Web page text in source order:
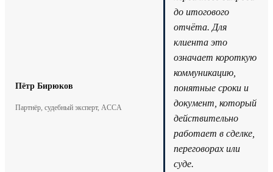
Пётр Бирюков
Партнёр, судебный эксперт, ACCA
до итогового
отчёта. Для
клиента это
означает короткую
коммуникацию,
понятные сроки и
документ, который
действительно
работает в сделке,
переговорах или
суде.